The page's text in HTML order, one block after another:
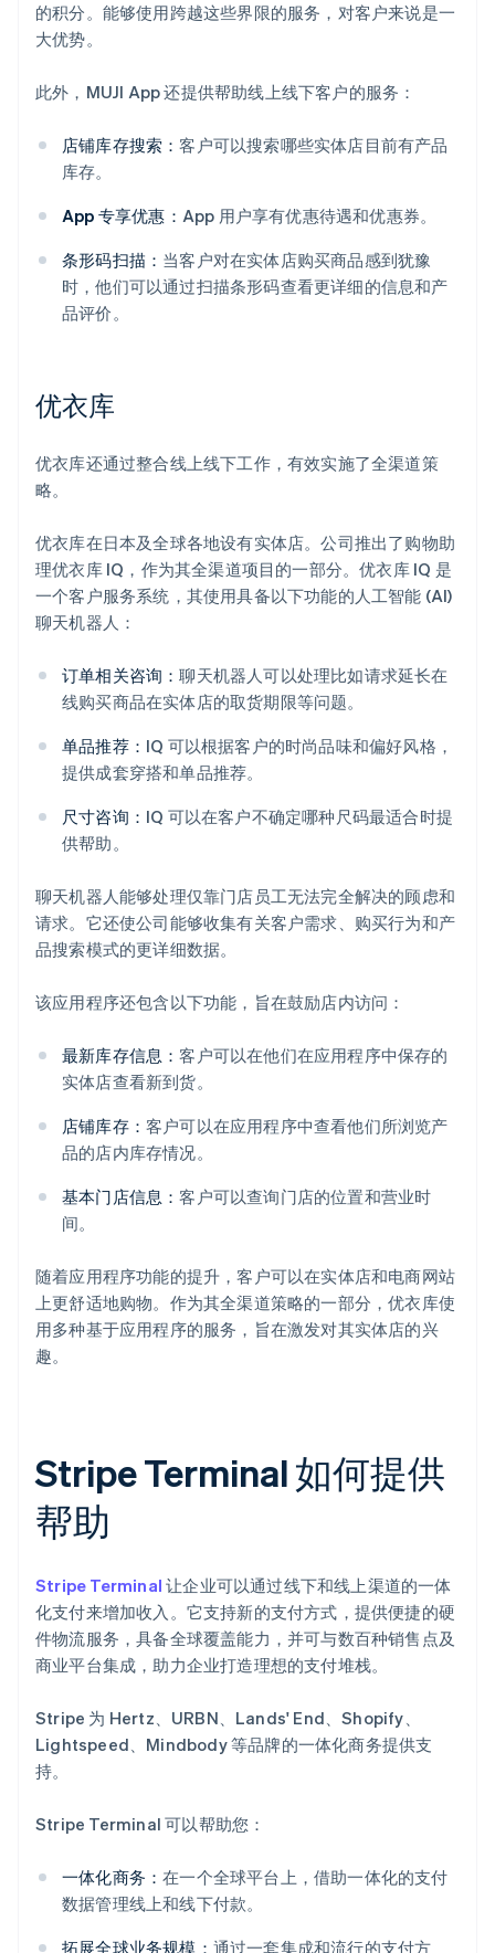
的积分。能够使用跨越这些界限的服务，对客户来说是一
大优势。
此外，MUJI App 还提供帮助线上线下客户的服务：
店铺库存搜索：客户可以搜索哪些实体店目前有产品
库存。
App 专享优惠： App 用户享有优惠待遇和优惠券。
条形码扫描： 当客户对在实体店购买商品感到犹豫
时，他们可以通过扫描条形码查看更详细的信息和产
品评价。
优衣库
优衣库还通过整合线上线下工作，有效实施了全渠道策
略。
优衣库在日本及全球各地设有实体店。公司推出了购物助
理优衣库 IQ，作为其全渠道项目的一部分。优衣库 IQ 是
一个客户服务系统，其使用具备以下功能的人工智能 (AI)
聊天机器人：
订单相关咨询：聊天机器人可以处理比如请求延长在
线购买商品在实体店的取货期限等问题。
单品推荐： IQ 可以根据客户的时尚品味和偏好风格，
提供成套穿搭和单品推荐。
尺寸咨询： IQ 可以在客户不确定哪种尺码最适合时提
供帮助。
聊天机器人能够处理仅靠门店员工无法完全解决的顾虑和
请求。它还使公司能够收集有关客户需求、购买行为和产
品搜索模式的更详细数据。
该应用程序还包含以下功能，旨在鼓励店内访问：
最新库存信息：客户可以在他们在应用程序中保存的
实体店查看新到货。
店铺库存： 客户可以在应用程序中查看他们所浏览产
品的店内库存情况。
基本门店信息：客户可以查询门店的位置和营业时
间。
随着应用程序功能的提升，客户可以在实体店和电商网站
上更舒适地购物。作为其全渠道策略的一部分，优衣库使
用多种基于应用程序的服务，旨在激发对其实体店的兴
趣。
Stripe Terminal 如何提供
帮助
Stripe Terminal 让企业可以通过线下和线上渠道的一体
化支付来增加收入。它支持新的支付方式，提供便捷的硬
件物流服务，具备全球覆盖能力，并可与数百种销售点及
商业平台集成，助力企业打造理想的支付堆栈。
Stripe 为 Hertz、URBN、Lands' End、Shopify、
Lightspeed、Mindbody 等品牌的一体化商务提供支
持。
Stripe Terminal 可以帮助您：
一体化商务：在一个全球平台上，借助一体化的支付
数据管理线上和线下付款。
拓展全球业务规模： 通过一套集成和流行的支付方
English